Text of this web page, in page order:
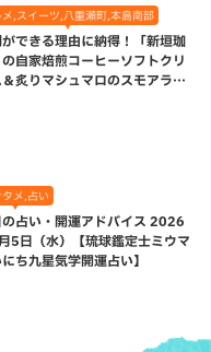
メ,スイーツ,八重瀬町,本島南部
ができる理由に納得！「新垣珈
自家焙煎コーヒーソフトクリ
＆炙りマシュマロのスモアラテ
タメ,占い
の占い・開運アドバイス 2026
5日（水）【琉球鑑定士ミウマ
ち九星気学開運占い】